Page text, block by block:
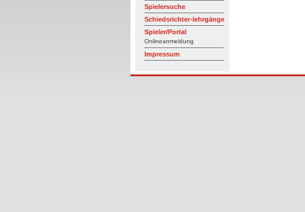
Spielersuche
Schiedsrichter-lehrgänge
Spieler/Portal
Onlineanmeldung
Impressum